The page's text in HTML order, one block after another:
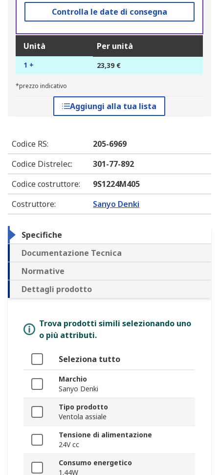
Controlla le date di consegna
Unità Per unità
1 + 23,39 €
*prezzo indicativo
Aggiungi alla tua lista
Codice RS:
205-6969
Codice Distrelec:
301-77-892
Codice costruttore:
9S1224M405
Costruttore: Sanyo Denki
Specifiche
Documentazione Tecnica
Normative
Dettagli prodotto
Trova prodotti simili selezionando uno
o più attributi.
Seleziona tutto
Marchio
Sanyo Denki
Tipo prodotto
Ventola assiale
Tensione di alimentazione
24V cc
Consumo energetico
1.44W